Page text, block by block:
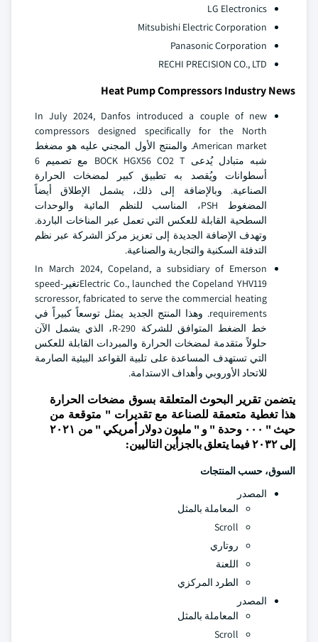
LG Electronics
Mitsubishi Electric Corporation
Panasonic Corporation
RECHI PRECISION CO., LTD
Heat Pump Compressors Industry News
In July 2024, Danfos introduced a couple of new
compressors designed specifically for the North
American market. والمنتج الأول المجني عليه هو مضغط
شبه متبادل يُدعى BOCK HGX56 CO2 T مع تصميم 6
أسطوانات ويُقصد به تطبيق كبير لمضخات الحرارة
الصناعية. وبالإضافة إلى ذلك، يشمل الإطلاق أيضاً
المضغوط PSH، المناسب للنظم المائية والوحدات
السطحية القابلة للعكس التي تعمل عبر المناخات الباردة.
وتهدف الإضافة الجديدة إلى تعزيز مركز الشركة عبر نظم
التدفئة السكنية والتجارية والصناعية.
In March 2024, Copeland, a subsidiary of Emerson
Electric Co., launched the Copeland YHV119تغير-speed
scroressor, fabricated to serve the commercial heating
requirements. وهذا المنتج الجديد يمثل توسعاً كبيراً في
خط الضغط المتوافق للشركة R-290، الذي يشمل الآن
حلولاً متقدمة لمضخات الحرارة والمبردات القابلة للعكس
التي تستهدف المساعدة على تلبية القواعد البيئية الصارمة
للاتحاد الأوروبي وأهداف الاستدامة.
يتضمن تقرير البحوث المتعلقة بسوق مضخات الحرارة
هذا تغطية متعمقة للصناعة مع تقديرات " متوقعة من
حيث " ٠٠٠ وحدة " و " مليون دولار أمريكي " من ٢٠٢١
إلى ٢٠٣٢ فيما يتعلق بالجزأين التاليين:
السوق، حسب المنتجات
المصدر
المعاملة بالمثل
Scroll
روتاري
اللعنة
الطرد المركزي
المصدر
المعاملة بالمثل
Scroll